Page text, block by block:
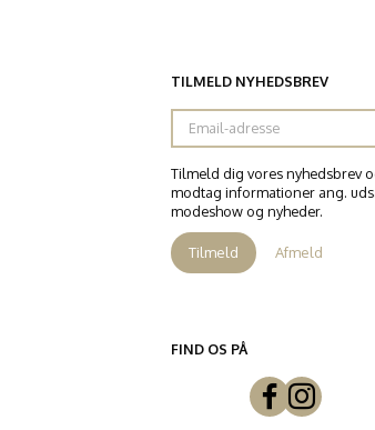
TILMELD NYHEDSBREV
Email-
adresse
Tilmeld dig vores nyhedsbrev
modtag informationer ang.
modeshow og nyheder.
Tilmeld Afmeld
FIND OS PÅ